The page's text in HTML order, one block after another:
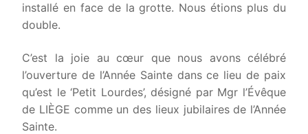
installé en face de la grotte. Nous étions plus du
double.
C’est la joie au cœur que nous avons célébré
l’ouverture de l’Année Sainte dans ce lieu de paix
qu’est le ‘Petit Lourdes’, désigné par Mgr l’Évêque
de LIÈGE comme un des lieux jubilaires de l’Année
Sainte.